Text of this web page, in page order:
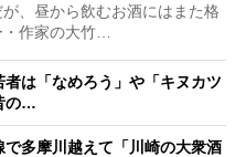
、昼から飲むお酒にはまた格
作家の大竹…
者は「なめろう」や「キヌカツ
の…
で多摩川越えて「川崎の大衆酒